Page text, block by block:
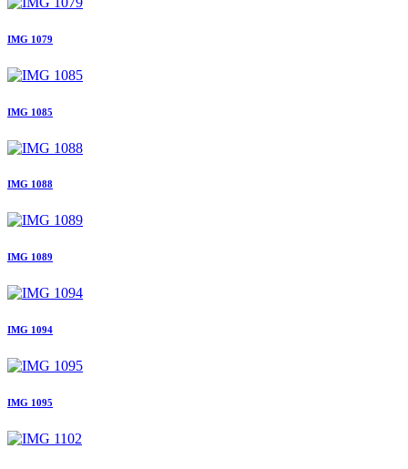
IMG 1079
IMG 1085
IMG 1088
IMG 1089
IMG 1094
IMG 1095